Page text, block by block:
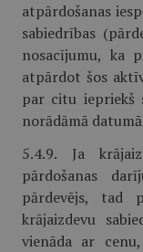
atpārdošanas
sabiedrības
nosacījumu, ka
atpārdot šos
par citu iepriekš
norādāmā
5.4.9. Ja
pārdošanas
pārdevējs, tad
krājaizdevu
vienāda ar